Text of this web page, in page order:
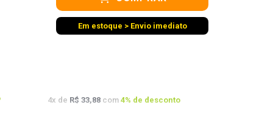
Em estoque > Envio imediato
4x de R$ 33,88 com 4% de desconto